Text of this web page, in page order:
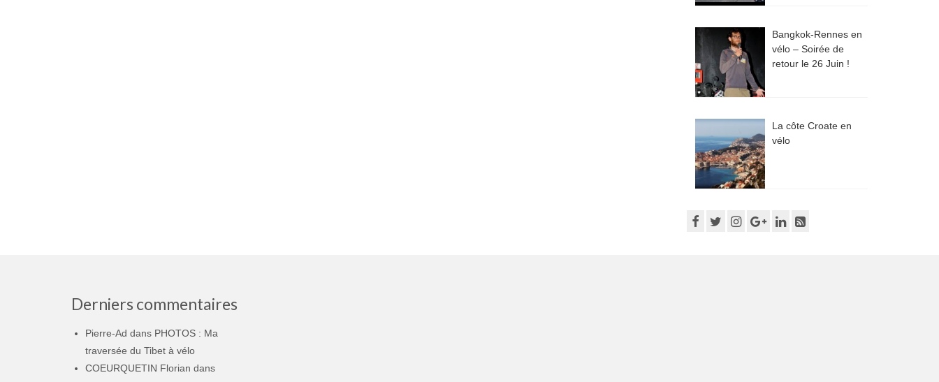
Bangkok-Rennes en
vélo – Soirée de
retour le 26 Juin !
La côte Croate en
vélo
Derniers commentaires
Pierre-Ad dans PHOTOS : Ma
traversée du Tibet à vélo
COEURQUETIN Florian dans